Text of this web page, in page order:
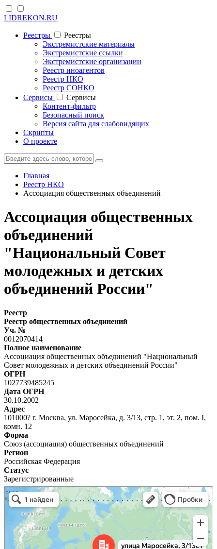
LIDREKON.RU
Реестры
Реестры
Экстремистские материалы
Экстремистские ссылки
Экстремистские организации
Реестр иноагентов
Реестр НКО
Реестр СОНКО
Cервисы
Cервисы
Контент-фильтр
Безопасный поиск
Версия сайта для слабовидящих
Скрипты
О проекте
Главная
Реестр НКО
Ассоциация общественных объединений
Ассоциация общественных
объединений
"Национальный Совет
молодежных и детских
объединений России"
Реестр
Реестр общественных объединений
Уч. №
0012070414
Полное наименование
Ассоциация общественных объединений "Национальный
Совет молодежных и детских объединений России"
ОГРН
1027739485245
Дата ОГРН
30.10.2002
Адрес
101000? г. Москва, ул. Маросейка, д. 3/13, стр. 1, эт. 2, пом. I,
комн. 12
Форма
Союз (ассоциация) общественных объединений
Регион
Российская Федерация
Статус
Зарегистрированные